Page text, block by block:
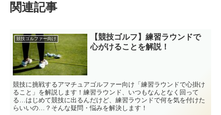
関連記事
競技ゴルファー向け
【競技ゴルフ】練習ラウンドで
心がけることを解説！
競技に挑戦するアマチュアゴルファー向け「練習ラウンドで心掛け
ること」を解説します！練習ラウンド、いつもなんとなく回って
る…はじめて競技に出るんだけど、練習ラウンドで何を気を付けた
らいいの…？そんな疑問・悩みを解決します！